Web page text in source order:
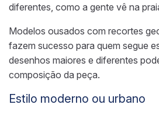
diferentes, como a gente vê na
Modelos ousados com recortes
fazem sucesso para quem segue
desenhos maiores e diferentes
composição da peça.
Estilo moderno ou urbano